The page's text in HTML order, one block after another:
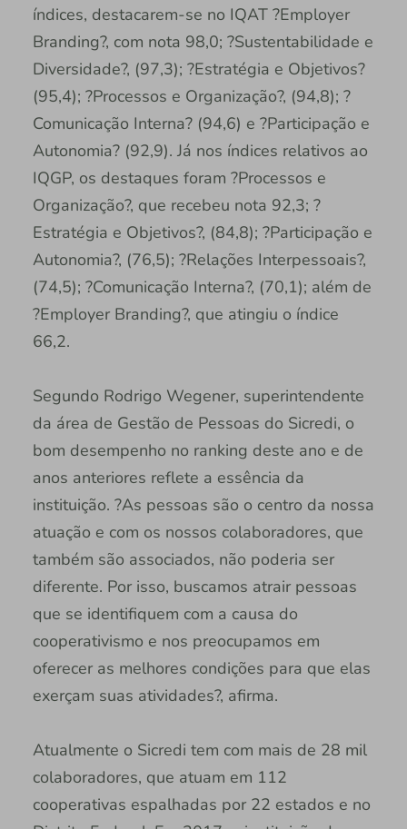
índices, destacarem-se no IQAT ?Employer
Branding?, com nota 98,0; ?Sustentabilidade e
Diversidade?, (97,3); ?Estratégia e Objetivos?
(95,4); ?Processos e Organização?, (94,8); ?
Comunicação Interna? (94,6) e ?Participação e
Autonomia? (92,9). Já nos índices relativos ao
IQGP, os destaques foram ?Processos e
Organização?, que recebeu nota 92,3; ?
Estratégia e Objetivos?, (84,8); ?Participação e
Autonomia?, (76,5); ?Relações Interpessoais?,
(74,5); ?Comunicação Interna?, (70,1); além de
?Employer Branding?, que atingiu o índice
66,2.
Segundo Rodrigo Wegener, superintendente
da área de Gestão de Pessoas do Sicredi, o
bom desempenho no ranking deste ano e de
anos anteriores reflete a essência da
instituição. ?As pessoas são o centro da nossa
atuação e com os nossos colaboradores, que
também são associados, não poderia ser
diferente. Por isso, buscamos atrair pessoas
que se identifiquem com a causa do
cooperativismo e nos preocupamos em
oferecer as melhores condições para que elas
exerçam suas atividades?, afirma.
Atualmente o Sicredi tem com mais de 28 mil
colaboradores, que atuam em 112
cooperativas espalhadas por 22 estados e no